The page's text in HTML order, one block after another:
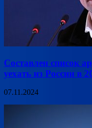
Составлен список
уехать из России в
07.11.2024